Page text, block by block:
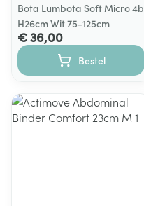
Bota Lumbota Soft Micro 4b
H26cm Wit 75-125cm
€ 36,00
Bestel